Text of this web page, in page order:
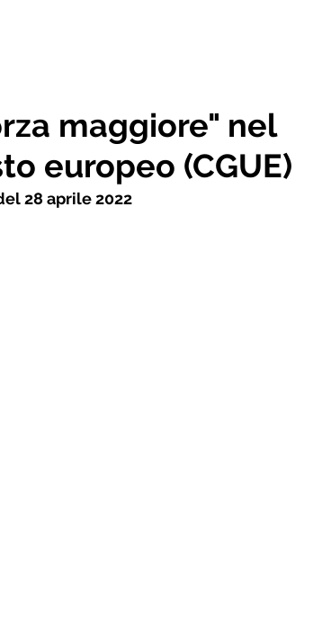
maggiore" nel
europeo (CGUE)
28 aprile 2022